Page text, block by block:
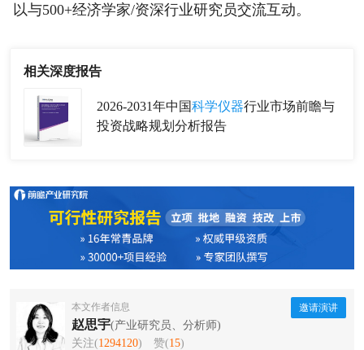
以与500+经济学家/资深行业研究员交流互动。
相关深度报告
2026-2031年中国科学仪器行业市场前瞻与
投资战略规划分析报告
本文作者信息
赵思宇(产业研究员、分析师)
关注(1294120) 赞(15)
邀请演讲